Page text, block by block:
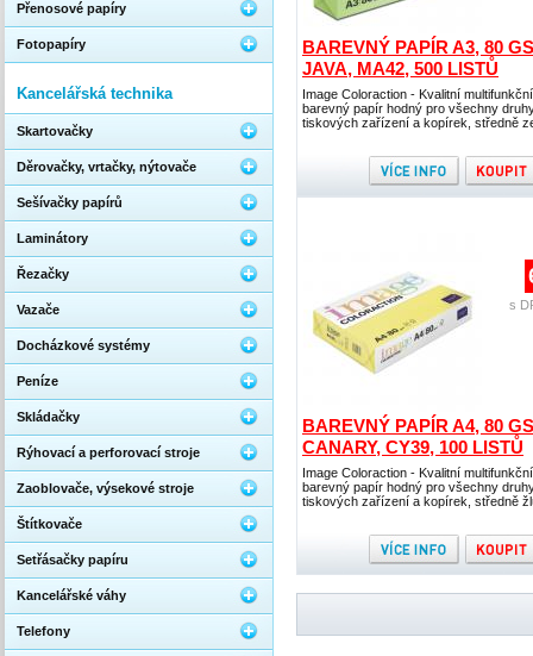
BAREVNÝ PAPÍR A3, 80
JAVA, MA42, 500 LISTŮ
Image Coloraction - Kvalitní multifunkční
barevný papír hodný pro všechny
tiskových zařízení a kopírek, středně
BAREVNÝ PAPÍR A4, 80
CANARY, CY39, 100 LISTŮ
Image Coloraction - Kvalitní multifunkční
barevný papír hodný pro všechny
tiskových zařízení a kopírek, středně
s
Přenosové papíry
Fotopapíry
Kancelářská technika
Skartovačky
Děrovačky, vrtačky, nýtovače
Sešívačky papírů
Laminátory
Řezačky
Vazače
Docházkové systémy
Peníze
Skládačky
Rýhovací a perforovací stroje
Zaoblovače, výsekové stroje
Štítkovače
Setřásačky papíru
Kancelářské váhy
Telefony